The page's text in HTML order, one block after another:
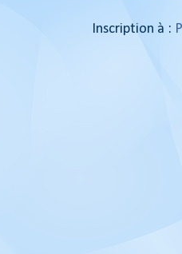
Inscription à :